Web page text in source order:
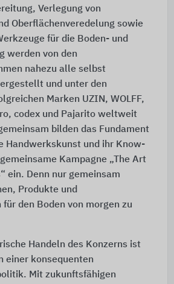
Verlegung von
Oberflächenveredelung sowie
für die Boden- und
werden von den
nahezu alle selbst
und unter den
Marken UZIN, WOLFF,
codex und Pajarito weltweit
bilden das Fundament
Handwerkskunst und ihr Know-
Kampagne „The Art
ein. Denn nur gemeinsam
Produkte und
den Boden von morgen zu
Handeln des Konzerns ist
einer konsequenten
Mit zukunftsfähigen